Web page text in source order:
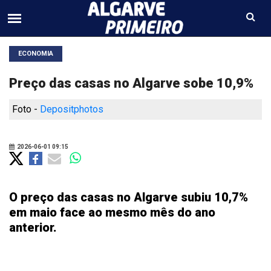
ECONOMIA
Preço das casas no Algarve sobe 10,9%
Foto - Depositphotos
2026-06-01 09:15
O preço das casas no Algarve subiu 10,7%
em maio face ao mesmo mês do ano
anterior.